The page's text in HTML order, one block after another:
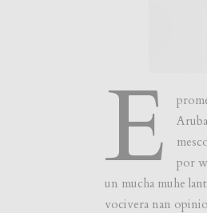
E
por
un mucha muhe
vocivera nan